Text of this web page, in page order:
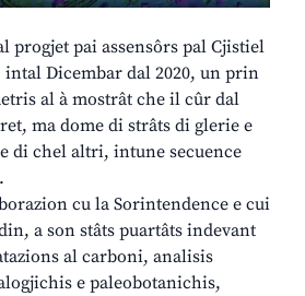
progjet pai assensôrs pal Cjistiel
Dicembar dal 2020, un prin
al à mostrât che il cûr dal
ma dome di strâts di glerie e
di chel altri, intune secuence
cu la Sorintendence e cui
a son stâts puartâts indevant
al carboni, analisis
e paleobotanichis,